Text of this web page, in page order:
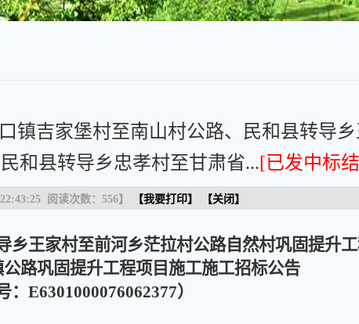
镇吉家堡村至南山村公路、民和县转导
和县转导乡忠孝村至甘肃省...[已发中标
阅读次数： 556】 【我要打印】 【关闭 】
乡王家村至前河乡茫拉村公路自然村巩固提升
路巩固提升工程项目施工施工招标公告
：E6301000076062377）